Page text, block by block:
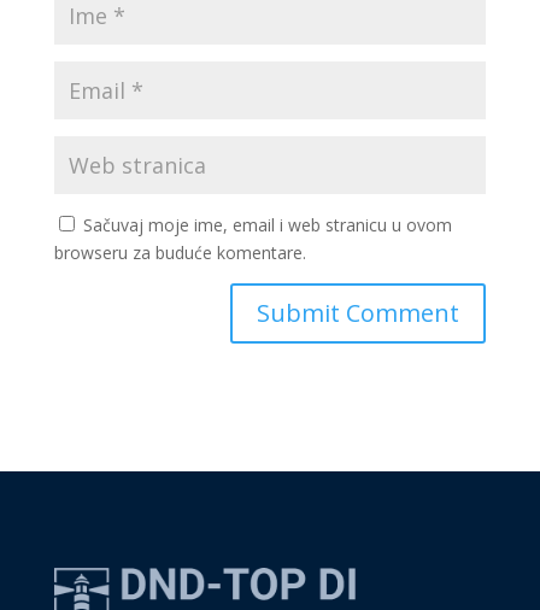
Sačuvaj moje ime, email i web stranicu u ovom
browseru za buduće komentare.